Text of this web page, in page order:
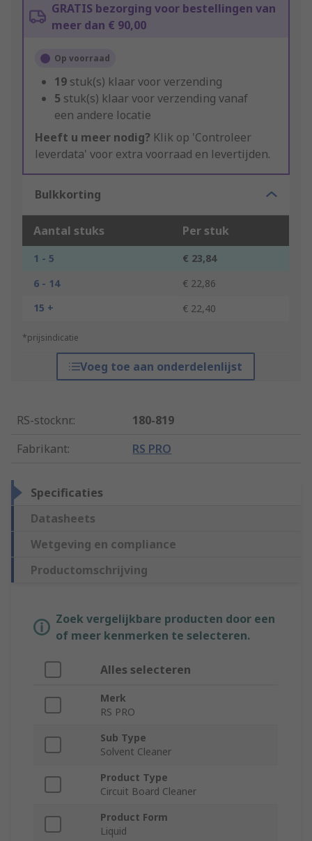
GRATIS bezorging voor bestellingen van
meer dan € 90,00
Op voorraad
19 stuk(s) klaar voor verzending
5 stuk(s) klaar voor verzending vanaf
een andere locatie
Heeft u meer nodig? Klik op 'Controleer
leverdata' voor extra voorraad en levertijden.
Bulkkorting
Aantal stuks Per stuk
1 - 5
€ 23,84
6 - 14
€ 22,86
15 +
€ 22,40
*prijsindicatie
Voeg toe aan onderdelenlijst
RS-stocknr.:
180-819
Fabrikant: RS PRO
Specificaties
Datasheets
Wetgeving en compliance
Productomschrijving
Zoek vergelijkbare producten door een
of meer kenmerken te selecteren.
Alles selecteren
Merk
RS PRO
Sub Type
Solvent Cleaner
Product Type
Circuit Board Cleaner
Product Form
Liquid